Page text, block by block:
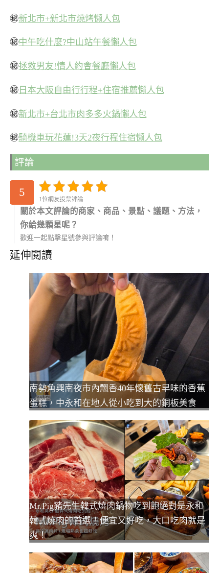
㊙新北市+新北市燒烤懶人包
㊙中午吃什麼?中山站午餐懶人包
㊙拯救男友!情人約會餐廳懶人包
㊙ 日本大阪自由行行程+住宿推薦懶人包
㊙新北市+台北市肉多多火鍋懶人包
㊙騎機車玩花蓮!3天2夜行程住宿懶人包
評論
5
1位網友投票評論
關於本文評論的商家、商品、景點、議題、方法，
你給幾顆星呢？
歡迎一起點擊星號參與評論唷！
延伸閱讀
南勢角興南夜市內飄香40年懷舊古早味的香蕉
蛋糕，中永和在地人從小吃到大的銅板美食
Mr.Pig豬先生韓式燒肉鍋物吃到飽絕對是永和
韓式燒肉的首選！便宜又好吃，大口吃肉就是
爽！